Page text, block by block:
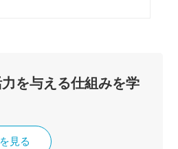
を与える仕組みを学
見る